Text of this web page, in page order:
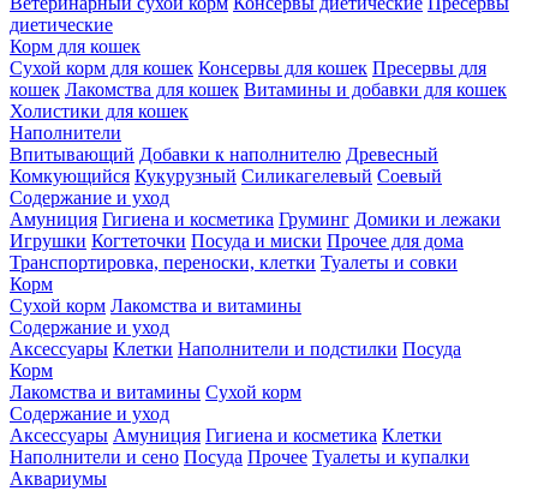
диетические
Корм для кошек
Сухой корм для кошек Консервы для кошек Пресервы для
кошек Лакомства для кошек Витамины и добавки для кошек
Холистики для кошек
Наполнители
Впитывающий Добавки к наполнителю Древесный
Комкующийся Кукурузный Силикагелевый Соевый
Содержание и уход
Амуниция Гигиена и косметика Груминг Домики и лежаки
Игрушки Когтеточки Посуда и миски Прочее для дома
Транспортировка, переноски, клетки Туалеты и совки
Корм
Сухой корм Лакомства и витамины
Содержание и уход
Аксессуары Клетки Наполнители и подстилки Посуда
Корм
Лакомства и витамины Сухой корм
Содержание и уход
Аксессуары Амуниция Гигиена и косметика Клетки
Наполнители и сено Посуда Прочее Туалеты и купалки
Аквариумы